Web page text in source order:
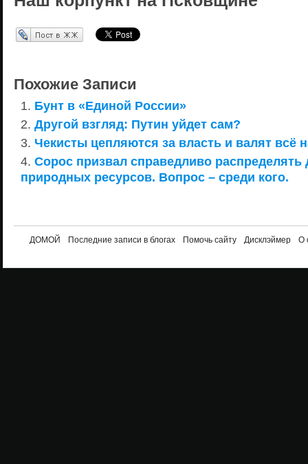
Перепост в ЖЖ
Похожие Записи
Бунт в «Единой России»
Другой взгляд: Путин уйдет сам?
Чекисты цепляются за власть и валят всё
Сорос призвал справедливо распределять
природных ресурсов. Вопрос – среди кого.
ДОМОЙ Последние записи в блогах Помочь сайту Дисклэймер О